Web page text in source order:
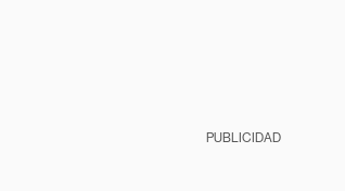
PUBLICIDAD